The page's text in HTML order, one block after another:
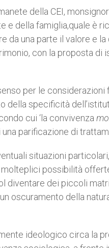
della CEI,
e della famiglia,quale è
da una parte il valore e
con la proposta di
per le considerazioni
della specificità
cui ‘la convivenza
parificazione di
situazioni
possibilità
diventare dei piccoli
oscuramento della
ideologico circa la